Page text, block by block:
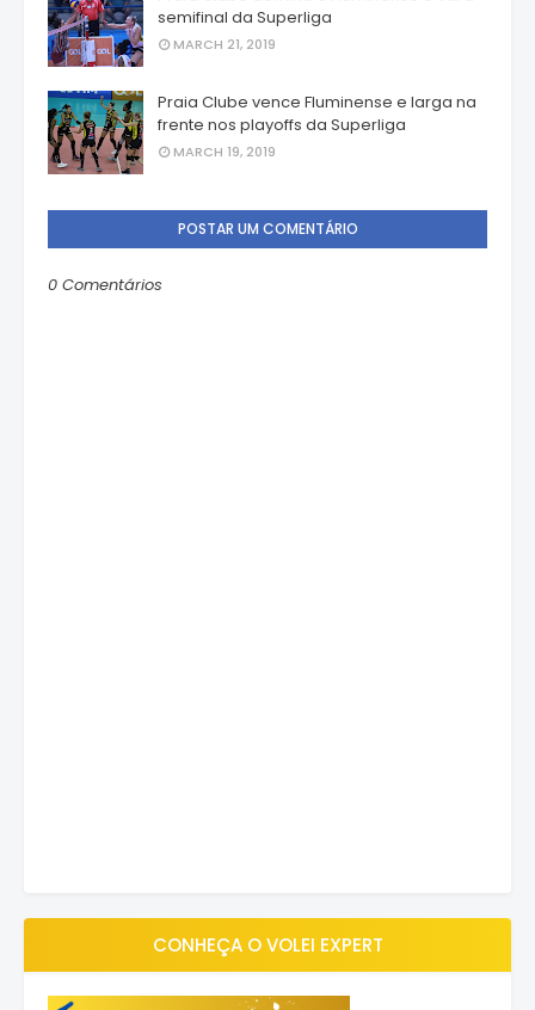
semifinal da Superliga
MARCH 21, 2019
Praia Clube vence Fluminense e larga na
frente nos playoffs da Superliga
MARCH 19, 2019
POSTAR UM COMENTÁRIO
0 Comentários
CONHEÇA O VOLEI EXPERT